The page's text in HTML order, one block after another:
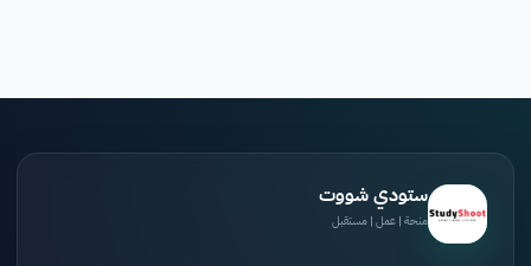
ستودي شووت
منحة | عمل | مستقبل